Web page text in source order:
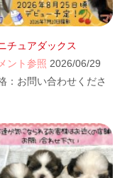
チュアダックス
ント参照 2026/06/29
： お問い合わせくださ